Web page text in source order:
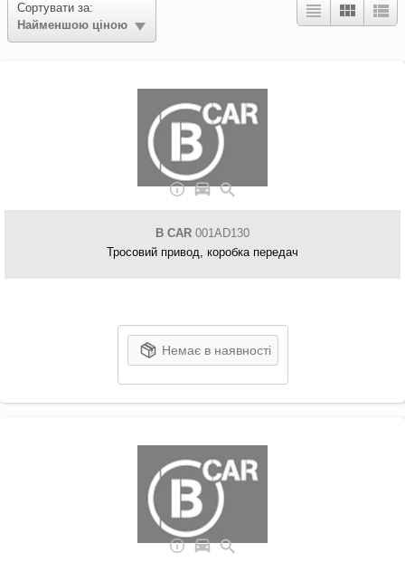
Сортувати за:
Найменшою ціною
B CAR 001AD130
Тросовий привод, коробка передач
Немає в наявності